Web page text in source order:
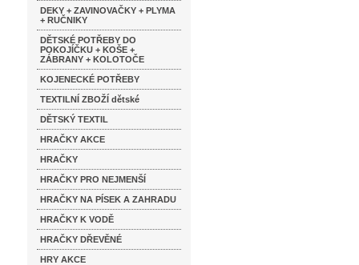
DEKY + ZAVINOVAČKY + PLYMA
+ RUČNIKY
DĚTSKÉ POTŘEBY DO
POKOJÍČKU + KOŠE +
ZÁBRANY + KOLOTOČE
KOJENECKÉ POTŘEBY
TEXTILNÍ ZBOŽÍ dětské
DĚTSKÝ TEXTIL
HRAČKY AKCE
HRAČKY
HRAČKY PRO NEJMENŠÍ
HRAČKY NA PÍSEK A ZAHRADU
HRAČKY K VODĚ
HRAČKY DŘEVĚNÉ
HRY AKCE